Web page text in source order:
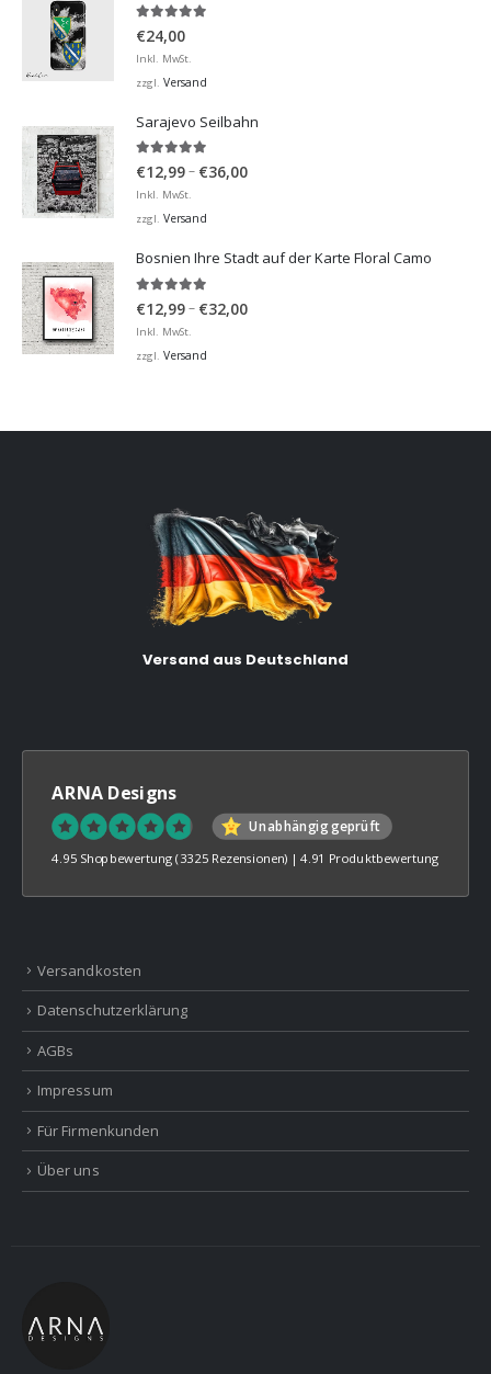
5.00von 5
€24,00
Inkl. MwSt.
zzgl. Versand
Sarajevo Seilbahn
5.00von 5
€12,99– €36,00Preisspanne:
Inkl. MwSt.
zzgl. Versand
Bosnien Ihre Stadt auf der Karte Floral Camo
€12,99– €32,00Preisspanne:
Inkl. MwSt.
zzgl. Versand
Versand aus Deutschland
ARNA Designs
Unabhängig geprüft
4.95 Shopbewertung (3325 Rezensionen) |4.91 Produktbewertung
Versandkosten
Datenschutzerklärung
AGBs
Impressum
Für Firmenkunden
Über uns